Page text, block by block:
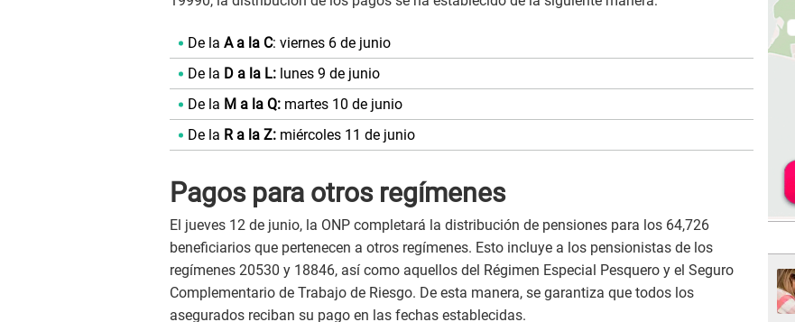
De la A a la C: viernes 6 de junio
De la D a la L: lunes 9 de junio
De la M a la Q: martes 10 de junio
De la R a la Z: miércoles 11 de junio
Pagos para otros regímenes
El jueves 12 de junio, la ONP completará la distribución de pensiones para los 64,726
beneficiarios que pertenecen a otros regímenes. Esto incluye a los pensionistas de los
regímenes 20530 y 18846, así como aquellos del Régimen Especial Pesquero y el Seguro
Complementario de Trabajo de Riesgo. De esta manera, se garantiza que todos los
asegurados reciban su pago en las fechas establecidas.